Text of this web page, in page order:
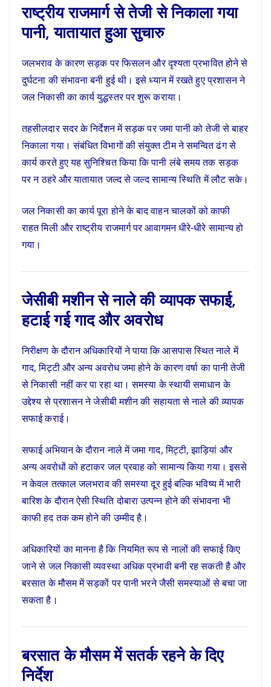
राष्ट्रीय राजमार्ग से तेजी से निकाला गया
पानी, यातायात हुआ सुचारु
जलभराव के कारण सड़क पर फिसलन और दृश्यता प्रभावित होने से
दुर्घटना की संभावना बनी हुई थी। इसे ध्यान में रखते हुए प्रशासन ने
जल निकासी का कार्य युद्धस्तर पर शुरू कराया।
तहसीलदार सदर के निर्देशन में सड़क पर जमा पानी को तेजी से बाहर
निकाला गया। संबंधित विभागों की संयुक्त टीम ने समन्वित ढंग से
कार्य करते हुए यह सुनिश्चित किया कि पानी लंबे समय तक सड़क
पर न ठहरे और यातायात जल्द से जल्द सामान्य स्थिति में लौट सके।
जल निकासी का कार्य पूरा होने के बाद वाहन चालकों को काफी
राहत मिली और राष्ट्रीय राजमार्ग पर आवागमन धीरे-धीरे सामान्य हो
गया।
जेसीबी मशीन से नाले की व्यापक सफाई,
हटाई गई गाद और अवरोध
निरीक्षण के दौरान अधिकारियों ने पाया कि आसपास स्थित नाले में
गाद, मिट्टी और अन्य अवरोध जमा होने के कारण वर्षा का पानी तेजी
से निकासी नहीं कर पा रहा था। समस्या के स्थायी समाधान के
उद्देश्य से प्रशासन ने जेसीबी मशीन की सहायता से नाले की व्यापक
सफाई कराई।
सफाई अभियान के दौरान नाले में जमा गाद, मिट्टी, झाड़ियां और
अन्य अवरोधों को हटाकर जल प्रवाह को सामान्य किया गया। इससे
न केवल तत्काल जलभराव की समस्या दूर हुई बल्कि भविष्य में भारी
बारिश के दौरान ऐसी स्थिति दोबारा उत्पन्न होने की संभावना भी
काफी हद तक कम होने की उम्मीद है।
अधिकारियों का मानना है कि नियमित रूप से नालों की सफाई किए
जाने से जल निकासी व्यवस्था अधिक प्रभावी बनी रह सकती है और
बरसात के मौसम में सड़कों पर पानी भरने जैसी समस्याओं से बचा जा
सकता है।
बरसात के मौसम में सतर्क रहने के दिए
निर्देश